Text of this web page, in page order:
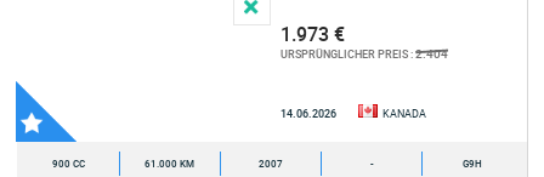
1.973 €
URSPRÜNGLICHER PREIS :2.404
14.06.2026 KANADA
900 CC 61.000 KM 2007 - G9H